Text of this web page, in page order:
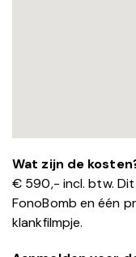
Wat zijn de
€ 590,- incl. btw. Dit
FonoBomb en één
klankfilmpje.